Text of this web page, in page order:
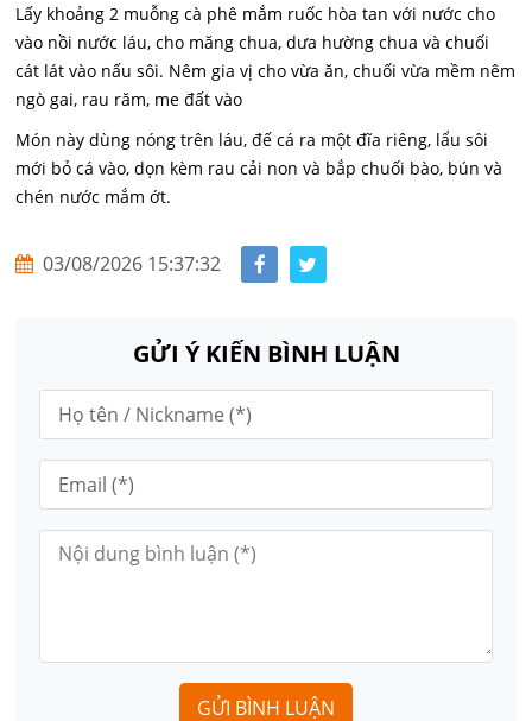
Lấy khoảng 2 muỗng cà phê mắm ruốc hòa tan với nước cho
vào nồi nước láu, cho măng chua, dưa hường chua và chuối
cát lát vào nấu sôi. Nêm gia vị cho vừa ăn, chuối vừa mềm nêm
ngò gai, rau răm, me đất vào
Món này dùng nóng trên láu, đế cá ra một đĩa riêng, lẩu sôi
mới bỏ cá vào, dọn kèm rau cải non và bắp chuối bào, bún và
chén nước mắm ớt.
03/08/2026 15:37:32
GỬI Ý KIẾN BÌNH LUẬN
GỬI BÌNH LUẬN